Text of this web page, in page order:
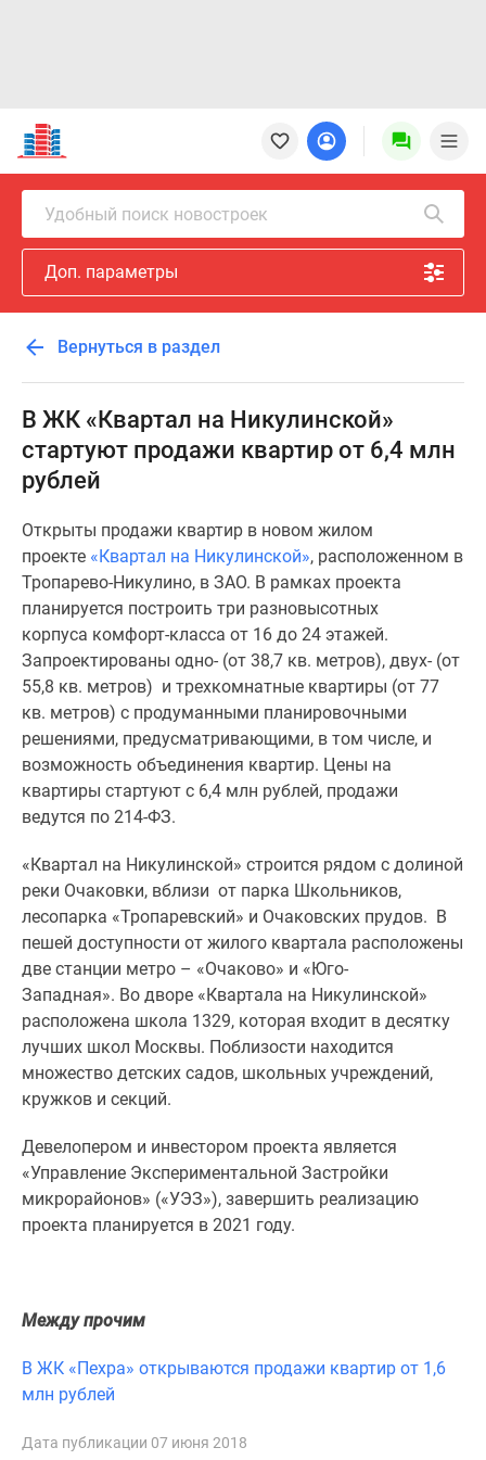
Новостройки
Квартиры
Ипотека
Новостройки
Москвы
Новостройки
Подмосковья
Новостройки
Москвы
Готовые
новостройки
Новостройки
карте
предложения
Коммерческие
помещения
Продавцы
застройщики
Панорамы
новостроек
Видеообзор
новостроек
Экспертиза
новостроек
Москвы
Подмосковья
Студии
комнатные
комнатные
комнатные
Квартиры
Ипотечный
калькулятор
Военная
Банки
Медиа
Удобный поиск новостроек
Доп. параметры
Вернуться в раздел
В ЖК «Квартал на Никулинской»
стартуют продажи квартир от 6,4 млн
рублей
Открыты продажи квартир в новом жилом
проекте «Квартал на Никулинской», расположенном в
Тропарево-Никулино, в ЗАО. В рамках проекта
планируется построить три разновысотных
корпуса комфорт-класса от 16 до 24 этажей.
Запроектированы одно- (от 38,7 кв. метров), двух- (от
55,8 кв. метров) и трехкомнатные квартиры (от 77
кв. метров) с продуманными планировочными
решениями, предусматривающими, в том числе, и
возможность объединения квартир. Цены на
квартиры стартуют с 6,4 млн рублей, продажи
ведутся по 214-ФЗ.
«Квартал на Никулинской» строится рядом с долиной
реки Очаковки, вблизи от парка Школьников,
лесопарка «Тропаревский» и Очаковских прудов. В
пешей доступности от жилого квартала расположены
две станции метро – «Очаково» и «Юго-
Западная». Во дворе «Квартала на Никулинской»
расположена школа 1329, которая входит в десятку
лучших школ Москвы. Поблизости находится
множество детских садов, школьных учреждений,
кружков и секций.
Девелопером и инвестором проекта является
«Управление Экспериментальной Застройки
микрорайонов» («УЭЗ»), завершить реализацию
проекта планируется в 2021 году.
Между прочим
В ЖК «Пехра» открываются продажи квартир от 1,6
млн рублей
Дата публикации 07 июня 2018